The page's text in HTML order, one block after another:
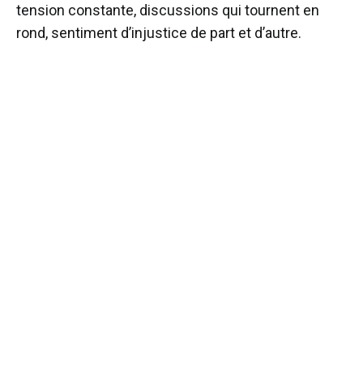
tension constante, discussions qui tournent en
rond, sentiment d’injustice de part et d’autre.